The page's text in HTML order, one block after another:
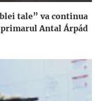
tale” va continua
Antal Árpád